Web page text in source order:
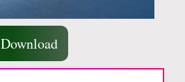
Download